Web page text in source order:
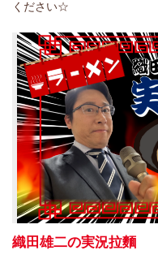
ください☆
織田雄二の実況拉麵